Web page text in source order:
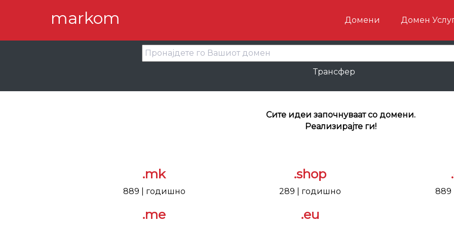
markom Домени Домен
Трансфер
Сите идеи започнуваат со домени.
Реализирајте ги!
.mk
889 | годишно
.shop
289 | годишно 889
.me .eu